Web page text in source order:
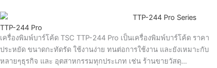
TTP-244 Pro
เครื่องพิมพ์บาร์โค้ด TSC TTP-244 Pro เป็นเครื่องพิมพ์บาร์โค้ด ราคา
ประหยัด ขนาดกะทัดรัด ใช้งานง่าย ทนต่อการใช้งาน และยังเหมาะกับ
หลายๆธุรกิจ และ อุตสาหกรรมทุกประเภท เช่น ร้านขายวัสดุ…